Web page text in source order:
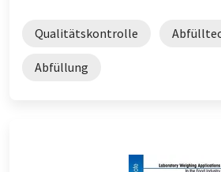
Qualitätskontrolle
Abfüllung